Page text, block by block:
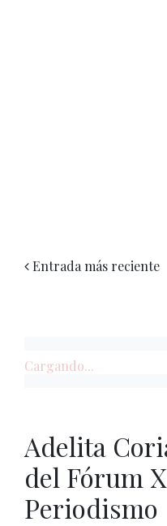
Entrada más reciente
Cargando...
Adelita
del Fórum
Periodismo